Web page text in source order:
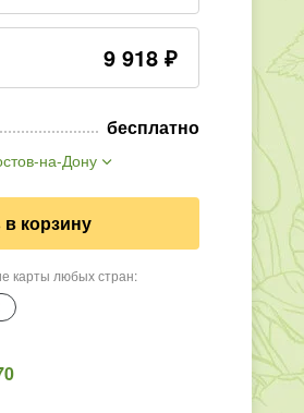
9 918 ₽
бесплатно
на-Дону
корзину
карты любых стран: